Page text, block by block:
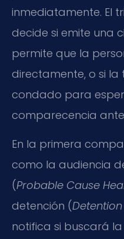
inmediatamente. El
decide si emite una
permite que la
directamente, o si
condado para
comparecencia ante
En la primera
como la audiencia
(Probable Cause
detención (
notifica si buscará